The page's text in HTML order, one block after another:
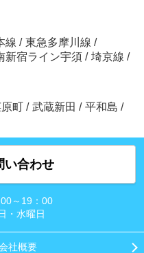
線 / 東急多摩川線 /
新宿ライン宇須 / 埼京線 /
町 / 武蔵新田 / 平和島 /
い合わせ
～19：00
・水曜日
社概要